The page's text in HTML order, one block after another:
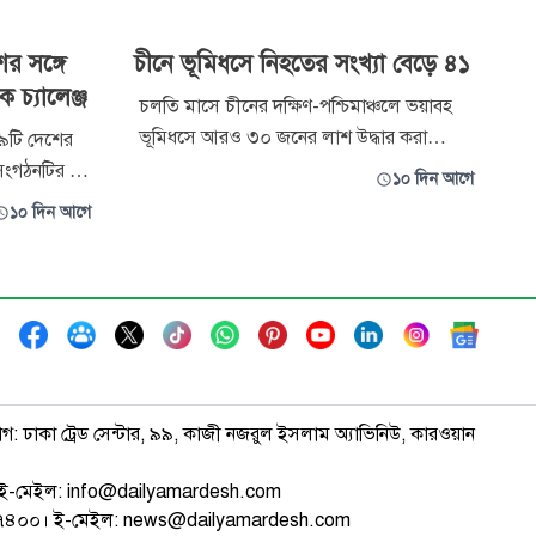
সঙ্গে
চ্যালেঞ্জ
দেশের
নাম
কোঅপারেশন
জেরে
১০ দিন আগে
চীনে ভূমিধসে নিহতের সংখ্যা বেড়ে ৪১
চলতি মাসে চীনের দক্ষিণ-পশ্চিমাঞ্চলে ভয়াবহ
ভূমিধসে আরও ৩০ জনের লাশ উদ্ধার করা
হয়েছে। এর ফলে এ ঘটনায় মৃত বেড়ে ৪১ জনে
ফলে পাহাড়ের পাদদেশ ও নদীতীর
১০ দিন আগে
ঢাকা ট্রেড সেন্টার, ৯৯, কাজী নজরুল ইসলাম অ্যাভিনিউ, কারওয়ান
মেইল: info@dailyamardesh.com
ই-মেইল: news@dailyamardesh.com